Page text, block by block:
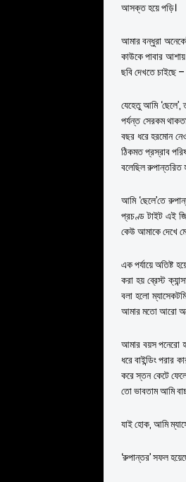
আসক্ত হয়ে পড়ি।
আমার বন্ধুরা
কাউকে পাবার
ছবি দেখতে চাইছে
যেহেতু আমি
পর্যন্ত সেরকম
বছর ধরে হরমোন
ঠিকমত প্রস্রাব
বলেছিল রুপান্তরিত
আমি ‘ছেলে’তে
প্রচণ্ড টাইট এই
কেউ আমাকে দেখে
এক পর্যায়ে অতিষ্ট
করা হয় ব্রেস্ট
বলা হলো
আমার মতো আরো
আমার বয়স পনেরো
ধরে বাইন্ডিং
করে স্তন কেটে
তো ভাবতাম আমি
যাই হোক, আমি
‘রুপান্তর’ সফল